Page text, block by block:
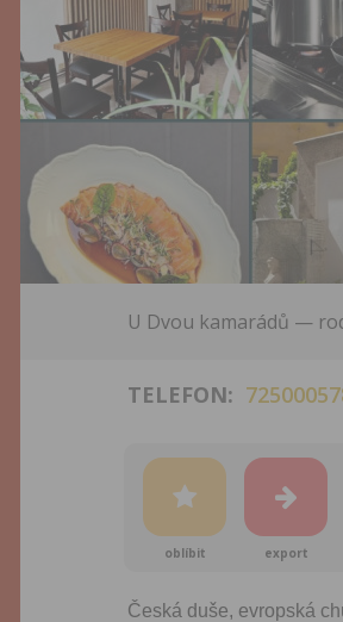
U Dvou kamarádů —
TELEFON:
oblíbit export
Česká duše, evropská